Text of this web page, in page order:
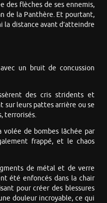
des flèches de ses ennemis,
de la Panthère. Et pourtant,
la distance avant d’atteindre
un bruit de concussion
des cris stridents et
sur leurs pattes arrière ou se
terrorisés.
de bombes lâchée par
frappé, et le chaos
de métal et de verre
été enfoncés dans la chair
pour créer des blessures
douleur incroyable, ce qui